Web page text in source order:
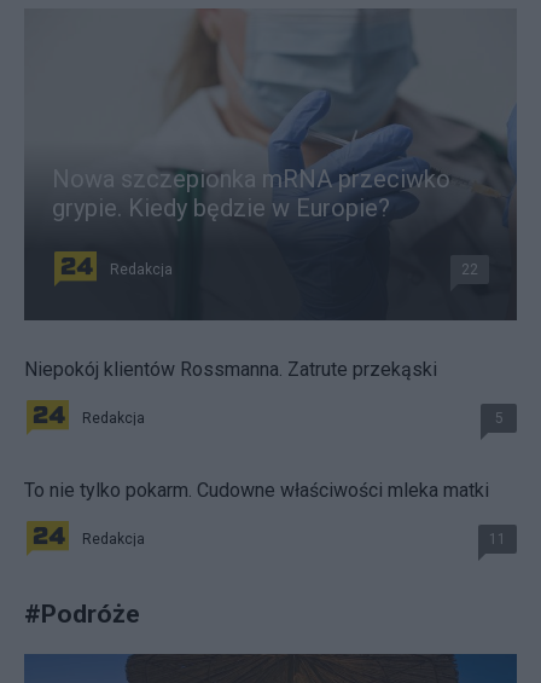
Nowa szczepionka mRNA przeciwko
grypie. Kiedy będzie w Europie?
Redakcja 22
Niepokój klientów Rossmanna. Zatrute przekąski
Redakcja 5
To nie tylko pokarm. Cudowne właściwości mleka matki
Redakcja 11
#Podróże